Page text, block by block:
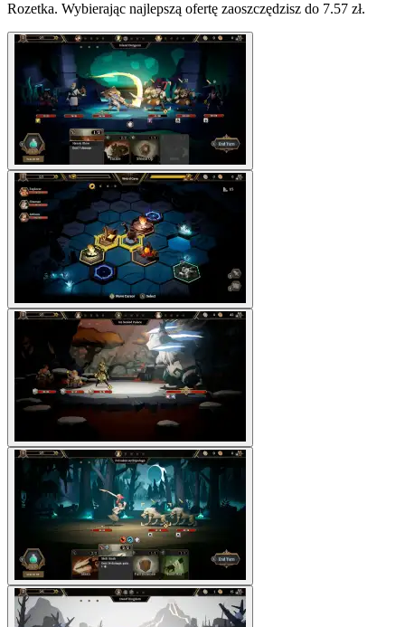
Rozetka. Wybierając najlepszą ofertę zaoszczędzisz do 7.57 zł.